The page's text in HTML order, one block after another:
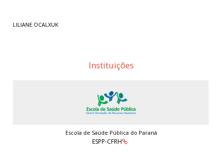
LILIANE OCALXUK
Instituições
Escola de Saúde Pública do Paraná
ESPP-CFRH